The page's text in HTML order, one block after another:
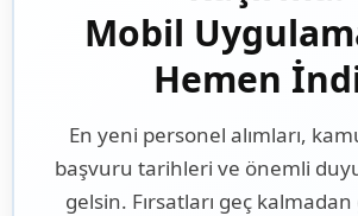
Mobil
Hemen
En yeni personel alımları,
başvuru tarihleri ve önemli
gelsin. Fırsatları geç